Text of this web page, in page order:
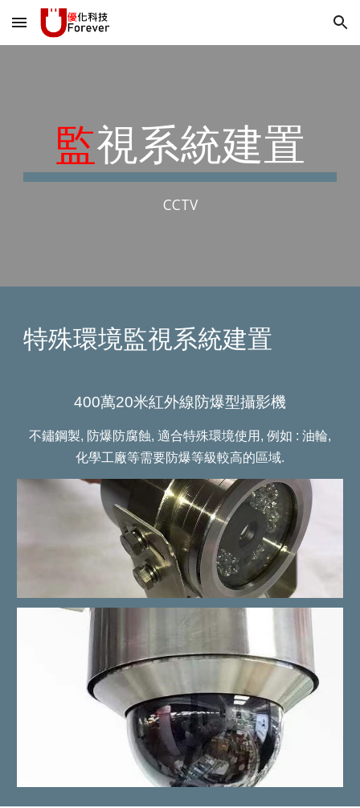
Skip to main content Skip to navigation
監視系統建置
CCTV
特殊環境監視系統建置
400萬20米紅外線防爆型攝影機
不鏽鋼製, 防爆防腐蝕, 適合特殊環境使用, 例如 : 油輪,
化學工廠等需要防爆等級較高的區域.